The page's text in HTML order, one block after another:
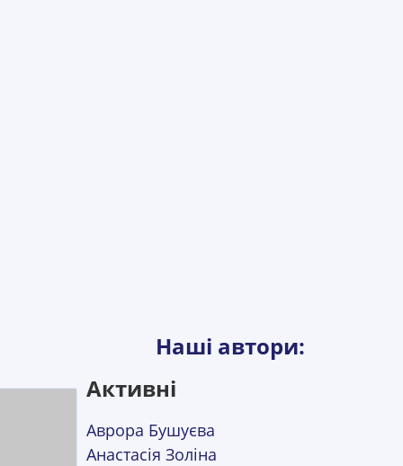
Наші автори:
Активні
Аврора Бушуєва
Анастасія Золіна